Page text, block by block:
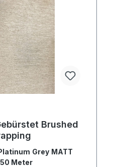
Brushed
Meter